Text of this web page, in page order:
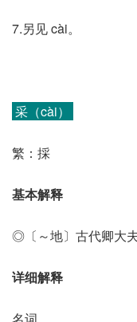
7.另见 cài。
采（cài）
繁：採
基本解释
◎〔～地〕古代卿大夫
详细解释
名词